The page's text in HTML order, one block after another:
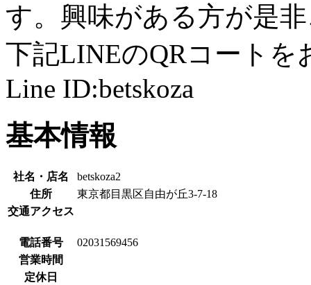
す。興味がある方が是
下記LINEのQRコート
Line ID:betskoza
基本情報
社名・店名
betskoza2
住所
東京都目黒区自由が丘3-7-18
交通アクセス
電話番号
02031569456
営業時間
定休日